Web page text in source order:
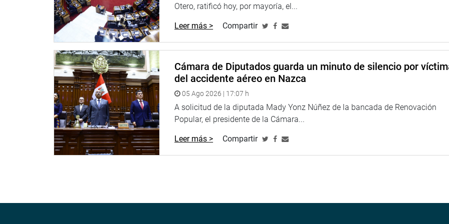
Otero, ratificó hoy, por mayoría, el...
Leer más > Compartir
Cámara de Diputados guarda un minuto de silencio por
del accidente aéreo en Nazca
05 Ago 2026 | 17:07 h
A solicitud de la diputada Mady Yonz Núñez de la bancada de Renovación
Popular, el presidente de la Cámara...
Leer más > Compartir